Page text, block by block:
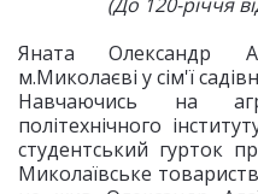
Яната Олександр
м.Миколаєві у сім'ї
Навчаючись на
політехнічного
студентський гурток
Миколаївське